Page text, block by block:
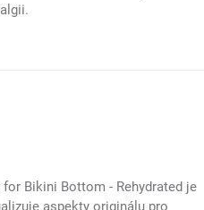
Bikini Bottom - Rehydrated je